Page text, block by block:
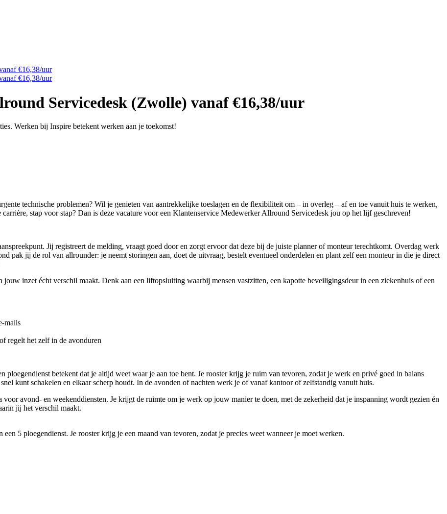
€16,38/uur
€16,38/uur
Servicedesk (Zwolle) vanaf €16,38/uur
Werken bij Inspire betekent werken aan je toekomst!
technische problemen? Wil je genieten van aantrekkelijke toeslagen en de flexibiliteit om – in overleg – af en toe vanuit huis te werken,
stap voor stap? Dan is deze vacature voor een Klantenservice Medewerker Allround Servicedesk jou op het lijf geschreven!
Jij registreert de melding, vraagt goed door en zorgt ervoor dat deze bij de juiste planner of monteur terechtkomt. Overdag werk
pak jij de rol van allrounder: je neemt storingen aan, doet de uitvraag, bestelt eventueel onderdelen en plant zelf een monteur in die je direct
inzet écht verschil maakt. Denk aan een liftopsluiting waarbij mensen vastzitten, een kapotte beveiligingsdeur in een ziekenhuis of een
mails
regelt het zelf in de avonduren
betekent dat je altijd weet waar je aan toe bent. Je rooster krijg je ruim van tevoren, zodat je werk en privé goed in balans
kunt schakelen en elkaar scherp houdt. In de avonden of nachten werk je of vanaf kantoor of zelfstandig vanuit huis.
avond- en weekenddiensten. Je krijgt de ruimte om je werk op jouw manier te doen, met de zekerheid dat je inspanning wordt gezien én
jij het verschil maakt.
5 ploegendienst. Je rooster krijg je een maand van tevoren, zodat je precies weet wanneer je moet werken.